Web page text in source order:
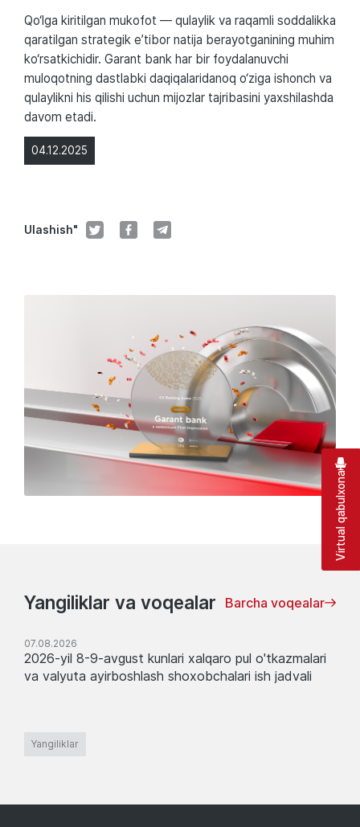
04.12.2025
Ulashish"
Qo‘lga kiritilgan mukofot — qulaylik va raqamli soddalikka
qaratilgan strategik e’tibor natija berayotganining muhim
ko‘rsatkichidir. Garant bank har bir foydalanuvchi
muloqotning dastlabki daqiqalaridanoq o‘ziga ishonch va
qulaylikni his qilishi uchun mijozlar tajribasini yaxshilashda
davom etadi.
Yangiliklar va voqealar Barcha voqealar
07.08.2026
2026-yil 8-9-avgust kunlari xalqaro pul o'tkazmalari
va valyuta ayirboshlash shoxobchalari ish jadvali
Yangiliklar
Virtual qabulxona